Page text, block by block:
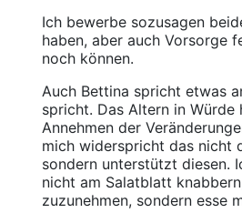
Ich bewerbe sozusagen
haben, aber auch Vorsorge
noch können.
Auch Bettina spricht etwas
spricht. Das Altern in
Annehmen der
mich widerspricht das nicht
sondern unterstützt diesen.
nicht am Salatblatt
zuzunehmen, sondern esse